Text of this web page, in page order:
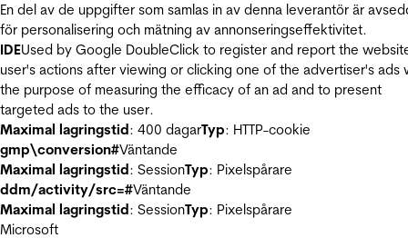
En del av de uppgifter som samlas in av denna leverantör är
för personalisering och mätning av annonseringseffektivitet.
IDEUsed by Google DoubleClick to register and report the
user's actions after viewing or clicking one of the advertiser's ads
the purpose of measuring the efficacy of an ad and to present
targeted ads to the user.
Maximal lagringstid: 400 dagarTyp: HTTP-cookie
gmp\conversion#Väntande
Maximal lagringstid: SessionTyp: Pixelspårare
ddm/activity/src=#Väntande
Maximal lagringstid: SessionTyp: Pixelspårare
Microsoft